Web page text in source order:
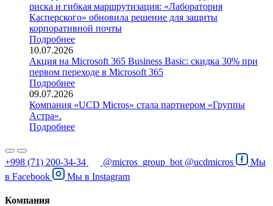
риска и гибкая маршрутизация: «Лаборатория
Касперского» обновила решение для защиты
корпоративной почты
Подробнее
10.07.2026
Акция на Microsoft 365 Business Basic: скидка 30% при
первом переходе в Microsoft 365
Подробнее
09.07.2026
Компания «UCD Micros» стала партнером «Группы
Астра».
Подробнее
+998 (71) 200-34-34 @micros_group_bot @ucdmicros
Мы
в Facebook Мы в Instagram
Компания